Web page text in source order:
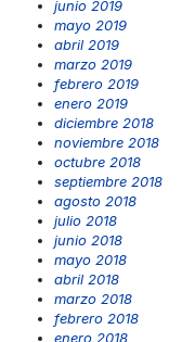
junio 2019
mayo 2019
abril 2019
marzo 2019
febrero 2019
enero 2019
diciembre 2018
noviembre 2018
octubre 2018
septiembre 2018
agosto 2018
julio 2018
junio 2018
mayo 2018
abril 2018
marzo 2018
febrero 2018
enero 2018